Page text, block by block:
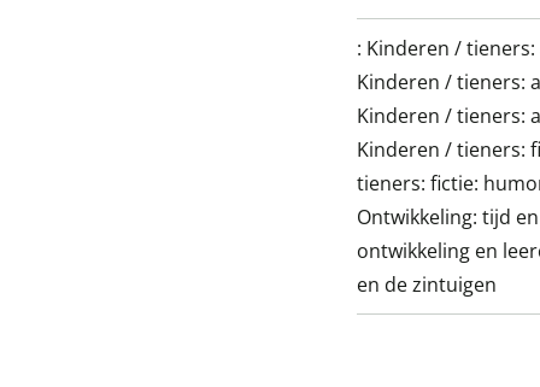
: Kinderen /
Kinderen / tieners:
Kinderen / tieners:
Kinderen / tieners:
tieners: fictie:
Ontwikkeling: tijd
ontwikkeling en
en de zintuigen